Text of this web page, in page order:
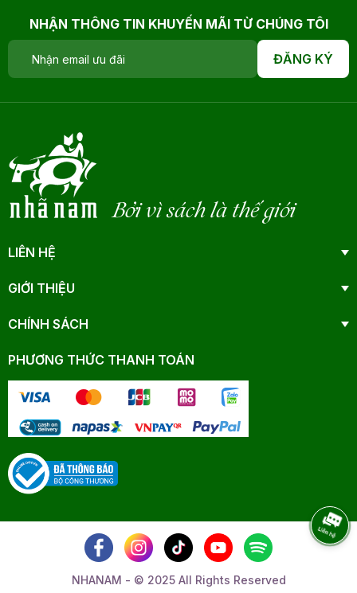
NHẬN THÔNG TIN KHUYẾN MÃI TỪ CHÚNG TÔI
ĐĂNG KÝ
Bởi vì sách là thế giới
LIÊN HỆ
GIỚI THIỆU
CHÍNH SÁCH
PHƯƠNG THỨC THANH TOÁN
NHANAM - © 2025 All Rights Reserved